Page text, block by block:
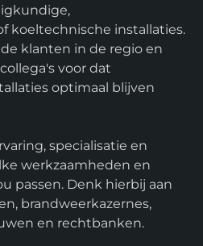
koeltechnische installaties.
klanten in de regio en
voor dat
optimaal blijven
specialisatie en
werkzaamheden en
passen. Denk hierbij aan
brandweerkazernes,
en rechtbanken.